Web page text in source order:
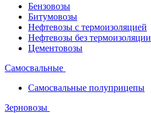
Бензовозы
Битумовозы
Нефтевозы с термоизоляцией
Нефтевозы без термоизоляции
Цементовозы
Самосвальные
Самосвальные полуприцепы
Зерновозы